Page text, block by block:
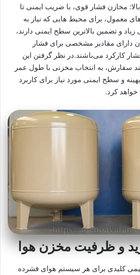
مخازن فشار قوی، با ضریب ایمنی تا
معمول، برای محیط‌ هایی که نیاز به
و تضمین بالاترین سطح ایمنی دارند،
دارای مقادیر مشخصی برای فشار
کارکرد می‌باشند.در نظر گرفتن این
سفارش، به انتخاب مخزنی با طول عمر
و سطح ایمنی مورد نیاز برای کاربرد
کرد.
و ظرفیت مخزن هوا
کلیدی برای هر سیستم هوای فشرده